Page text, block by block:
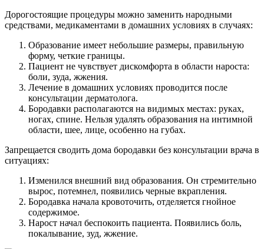
Дорогостоящие процедуры можно заменить народными
средствами, медикаментами в домашних условиях в случаях:
Образование имеет небольшие размеры, правильную
форму, четкие границы.
Пациент не чувствует дискомфорта в области нароста:
боли, зуда, жжения.
Лечение в домашних условиях проводится после
консультации дерматолога.
Бородавки располагаются на видимых местах: руках,
ногах, спине. Нельзя удалять образования на интимной
области, шее, лице, особенно на губах.
Запрещается сводить дома бородавки без консультации врача в
ситуациях:
Изменился внешний вид образования. Он стремительно
вырос, потемнел, появились черные вкрапления.
Бородавка начала кровоточить, отделяется гнойное
содержимое.
Нарост начал беспокоить пациента. Появились боль,
покалывание, зуд, жжение.